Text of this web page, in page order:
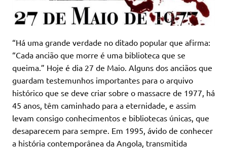
“Há uma grande verdade no ditado popular que afirma:
“Cada ancião que morre é uma biblioteca que se
queima.” Hoje é dia 27 de Maio. Alguns dos anciãos que
guardam testemunhos importantes para o arquivo
histórico que se deve criar sobre o massacre de 1977, há
45 anos, têm caminhado para a eternidade, e assim
levam consigo conhecimentos e bibliotecas únicas, que
desaparecem para sempre. Em 1995, ávido de conhecer
a história contemporânea da Angola, transmitida